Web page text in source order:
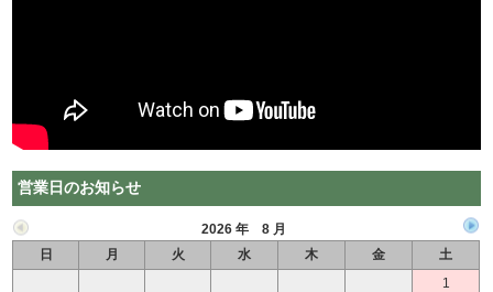
営業日のお知らせ
2026 年 8 月
日
月 火 水 木 金
土
1